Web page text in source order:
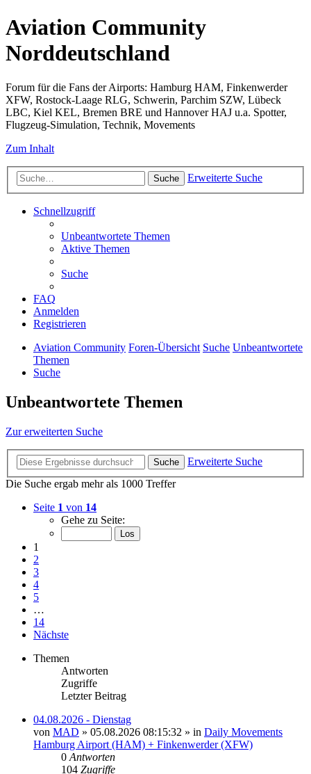
Aviation Community
Norddeutschland
Forum für die Fans der Airports: Hamburg HAM, Finkenwerder
XFW, Rostock-Laage RLG, Schwerin, Parchim SZW, Lübeck
LBC, Kiel KEL, Bremen BRE und Hannover HAJ u.a. Spotter,
Flugzeug-Simulation, Technik, Movements
Zum Inhalt
Suche Erweiterte Suche
Schnellzugriff
Unbeantwortete Themen
Aktive Themen
Suche
FAQ
Anmelden
Registrieren
Aviation Community Foren-Übersicht Suche Unbeantwortete
Themen
Suche
Unbeantwortete Themen
Zur erweiterten Suche
Suche
Erweiterte Suche
Die Suche ergab mehr als 1000 Treffer
Seite 1 von 14
Gehe zu Seite:
1
2
3
4
5
…
14
Nächste
Themen
Antworten
Zugriffe
Letzter Beitrag
04.08.2026 - Dienstag
von MAD » 05.08.2026 08:15:32 » in Daily Movements
Hamburg Airport (HAM) + Finkenwerder (XFW)
0 Antworten
104 Zugriffe